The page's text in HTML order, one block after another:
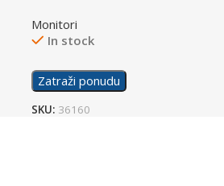
Monitori
In stock
Zatraži ponudu
SKU: 36160